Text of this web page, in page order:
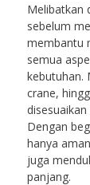
Melibatkan
sebelum
membantu
semua
kebutuhan.
crane,
Dengan
hanya
juga
panjang.